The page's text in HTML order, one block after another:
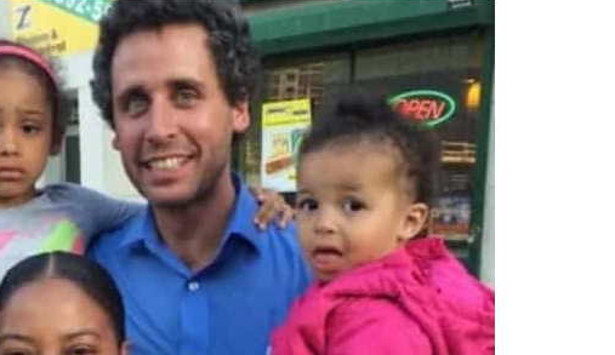
Fama e TV
Justiça
Mundo
Política
Saúde